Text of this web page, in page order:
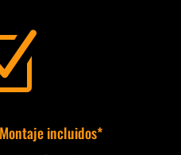
incluidos*